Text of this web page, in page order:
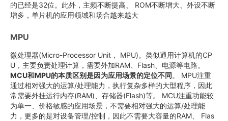
的已经是32位。此外，主频不断提高、 ROM不断增大、外设不断
增多，单片机的应用领域和场合越来越大
MPU
微处理器(Micro-Processor Unit， MPU)。类似通用计算机的CP
U，主要负责处理计算，需要外加RAM、Flash、电源等电路。
MCU和MPU的本质区别是因为应用场景的定位不同。 MPU注重
通过相对强大的运算/处理能力，执行复杂多样的大型程序，因此
常需要外挂运行内存(RAM)、存储器(Flash)等。 MCU注重功能较
为单一、价格敏感的应用场景，不需要相对强大的运算/处理能
力，更多的是对设备管理/控制，因此不需要大容量的RAM、 Flas